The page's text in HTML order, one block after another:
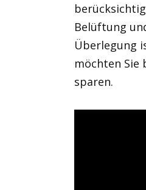
Belüftung
Überlegung
möchten Sie
sparen.